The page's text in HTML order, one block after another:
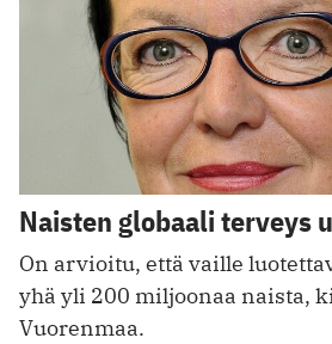
Naisten globaali terveys
On arvioitu, että vaille
yhä yli 200 miljoonaa naista,
Vuorenmaa.